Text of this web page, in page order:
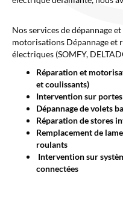
Nos services de dépannage
motorisations Dépannage et
électriques (SOMFY,
Réparation et
et coulissants)
Intervention sur
Dépannage de volets
Réparation de stores
Remplacement de
roulants
Intervention sur
connectées